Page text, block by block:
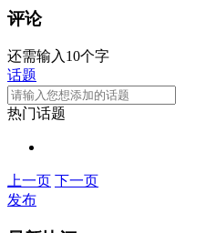
评论
还需输入10个字
话题
热门话题
上一页 下一页
发布